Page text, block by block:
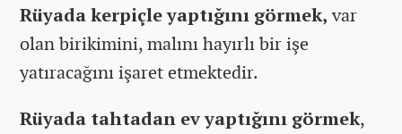
Rüyada kerpiçle yaptığını görmek,var
olan birikimini, malını hayırlı bir işe
yatıracağını işaret etmektedir.
Rüyada tahtadan ev yaptığını görmek,